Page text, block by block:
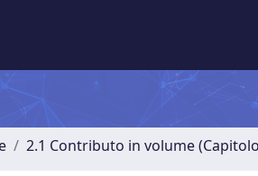
2.1 Contributo in volume